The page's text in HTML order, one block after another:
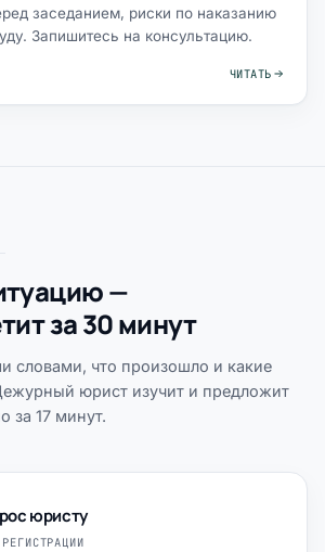
заседанием, риски по наказанию
Запишитесь на консультацию.
ЧИТАТЬ
—
за 30 минут
словами, что произошло и какие
юрист изучит и предложит
за 17 минут.
юристу